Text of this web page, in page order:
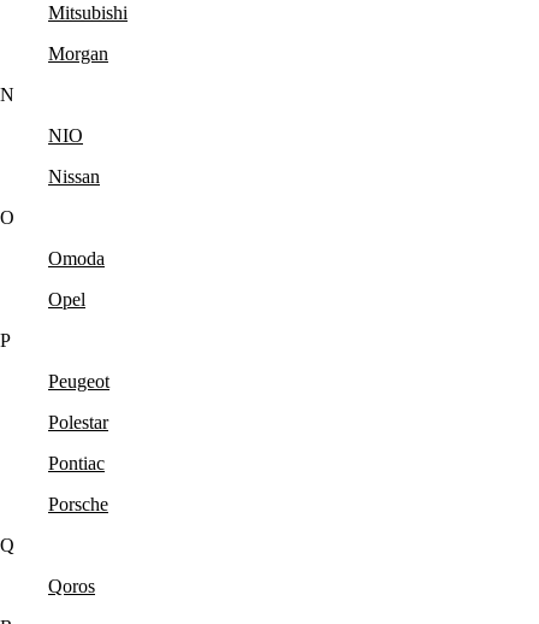
Mitsubishi
Morgan
N
NIO
Nissan
O
Omoda
Opel
P
Peugeot
Polestar
Pontiac
Porsche
Q
Qoros